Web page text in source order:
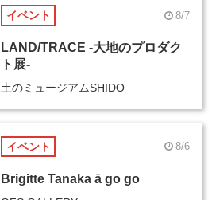
イベント 8/7
LAND/TRACE -大地のプロダク
ト展-
土のミュージアムSHIDO
イベント 8/6
Brigitte Tanaka ā go go